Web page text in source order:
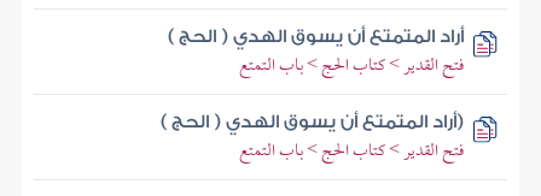
أراد المتمتع أن يسوق الهدي ( الحج )
فتح القدير > كتاب الحج > باب التمتع
(أراد المتمتع أن يسوق الهدي ( الحج )
فتح القدير > كتاب الحج > باب التمتع